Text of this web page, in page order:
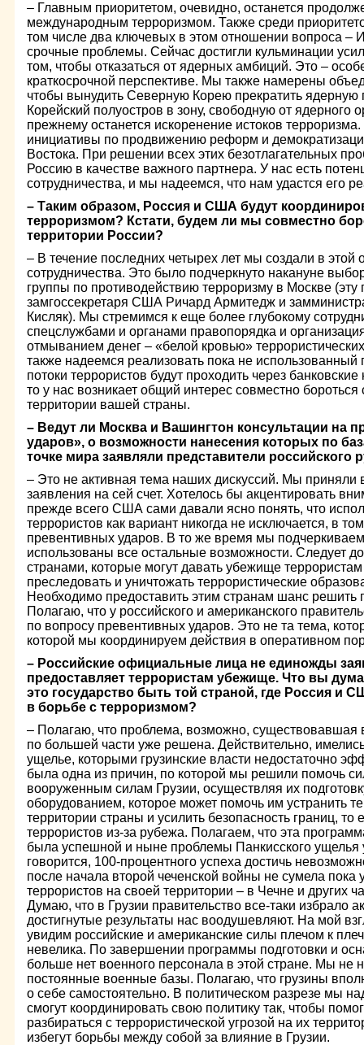
– Главным приоритетом, очевидно, останется
международным терроризмом. Также среди
том числе два ключевых в этом отношении вопроса –
срочные проблемы. Сейчас достигли кульминации
том, чтобы отказаться от ядерных амбиций. Это –
краткосрочной перспективе. Мы также намерены
чтобы вынудить Северную Корею прекратить ядерную
Корейский полуостров в зону, свободную от
прежнему останется искоренение истоков
инициативы по продвижению реформ и
Востока. При решении всех этих безотлагательных
Россию в качестве важного партнера. У нас есть
сотрудничества, и мы надеемся, что нам удастся его
– Таким образом, Россия и США будут
терроризмом? Кстати, будем ли мы совместно
территории России?
– В течение последних четырех лет мы создали в этой
сотрудничества. Это было подчеркнуто накануне
группы по противодействию терроризму в Москве (эту
замгоссекретаря США Ричард Армитедж и
Кисляк). Мы стремимся к еще более глубокому
спецслужбами и органами правопорядка и
отмыванием денег – «белой кровью»
также надеемся реализовать пока не
потоки террористов будут проходить через
то у нас возникает общий интерес совместно
территории вашей страны.
– Ведут ли Москва и Вашингтон консультации на
ударов», о возможности нанесения которых по
точке мира заявляли представители российского
– Это не активная тема наших дискуссий. Мы приняли
заявления на сей счет. Хотелось бы акцентировать
прежде всего США сами давали ясно понять, что
террористов как вариант никогда не исключается, в
превентивных ударов. В то же время мы
использованы все остальные возможности. Следует
странами, которые могут давать убежище
преследовать и уничтожать террористические
Необходимо предоставить этим странам шанс решить
Полагаю, что у российского и американского
по вопросу превентивных ударов. Это не та тема,
которой мы координируем действия в оперативном
– Российские официальные лица не единожды
предоставляет террористам убежище. Что вы
это государство быть той страной, где Россия и
в борьбе с терроризмом?
– Полагаю, что проблема, возможно, существовавшая
по большей части уже решена. Действительно,
ущелье, которыми грузинские власти недостаточно
была одна из причин, по которой мы решили помочь
вооруженным силам Грузии, осуществляя их
оборудованием, которое может помочь им устранить
территории страны и усилить безопасность границ, то
террористов из-за рубежа. Полагаем, что эта
была успешной и ныне проблемы Панкисского ущелья
говорится, 100-процентного успеха достичь
после начала второй чеченской войны не сумела пока
террористов на своей территории – в Чечне и других
Думаю, что в Грузии правительство все-таки избрало
достигнутые результаты нас воодушевляют. На мой
увидим российские и американские силы плечом к
невелика. По завершении программы подготовки и
больше нет военного персонала в этой стране. Мы не
постоянные военные базы. Полагаю, что грузины
о себе самостоятельно. В политическом разрезе мы
смогут координировать свою политику так, чтобы
разбираться с террористической угрозой на их
избегут борьбы между собой за влияние в Грузии.